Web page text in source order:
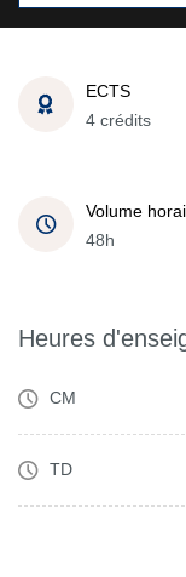
ECTS
4 crédits
Volume
48h
Heures
CM
TD